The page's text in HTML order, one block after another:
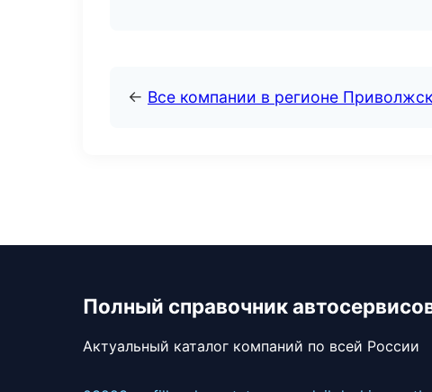
← Все компании в регионе
Полный справочник
Актуальный каталог компаний по всей России